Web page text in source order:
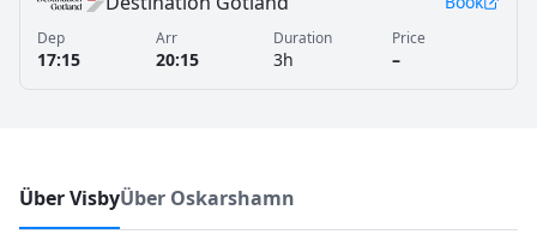
Dep
17:15
Arr
20:15
Duration
3h
Price
–
Über VisbyÜber Oskarshamn